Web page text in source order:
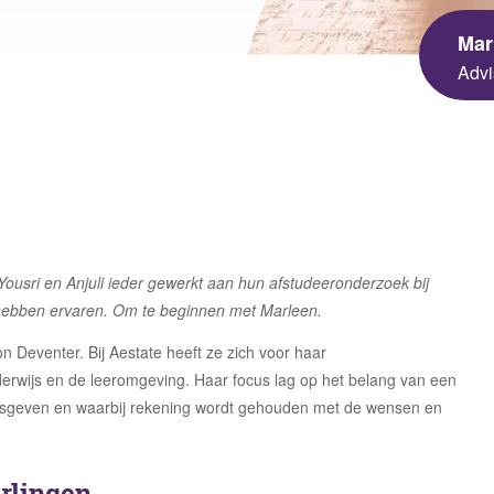
en Anjuli ieder gewerkt aan hun afstudeeronderzoek bij
ervaren. Om te beginnen met Marleen.
Deventer. Bij Aestate heeft ze zich voor haar
en de leeromgeving. Haar focus lag op het belang van een
en waarbij rekening wordt gehouden met de wensen en